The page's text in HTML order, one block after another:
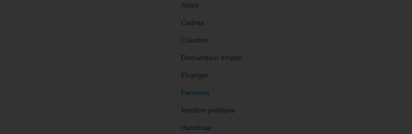
Aides
Cadres
Création
Demandeur emploi
Etranger
Femmes
fonction publique
Handicap